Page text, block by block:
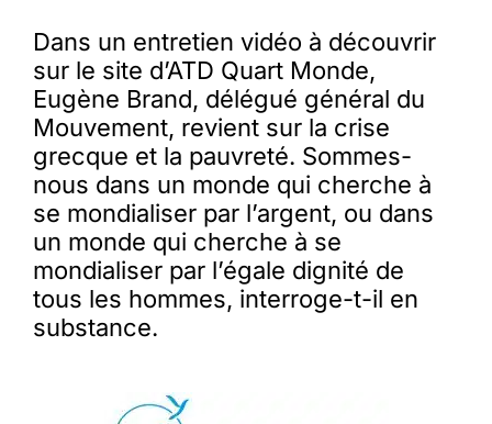
L’actu
Nous soutenir
La revue Responsables
Dans un entretien vidéo à découvrir
sur le site d’ATD Quart Monde,
Eugène Brand, délégué général du
Mouvement, revient sur la crise
grecque et la pauvreté. Sommes-
nous dans un monde qui cherche à
se mondialiser par l’argent, ou dans
un monde qui cherche à se
mondialiser par l’égale dignité de
tous les hommes, interroge-t-il en
substance.